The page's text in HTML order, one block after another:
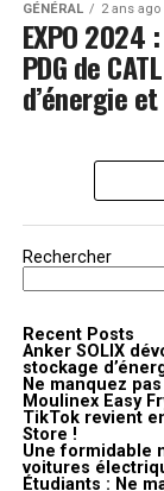
GÉNÉRAL 2 ans ago
EXPO 2024
PDG de
d’énergie
Rechercher
Recent Posts
Anker SOLIX
stockage
Ne manquez
Moulinex Easy
TikTok revient
Store !
Une formidable
voitures
Étudiants : Ne